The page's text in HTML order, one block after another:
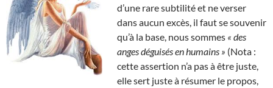
d’une rare subtilité et ne verser
dans aucun excès, il faut se souvenir
qu’à la base, nous sommes « des
anges déguisés en humains » (Nota :
cette assertion n’a pas à être juste,
elle sert juste à résumer le propos,